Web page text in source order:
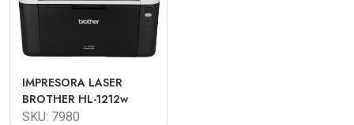
IMPRESORA LASER
BROTHER HL-1212w
SKU: 7980